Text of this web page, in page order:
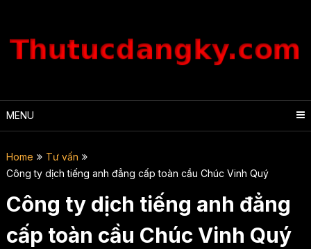
content
MENU
Home
Tư vấn
Công ty dịch tiếng anh đẳng cấp toàn cầu Chúc Vinh Quý
Công ty dịch tiếng anh đẳng
cấp toàn cầu Chúc Vinh Quý